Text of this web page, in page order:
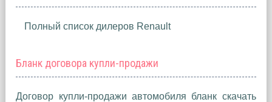
Полный список дилеров Renault
Бланк договора купли-продажи
Договор купли-продажи автомобиля бланк скачать